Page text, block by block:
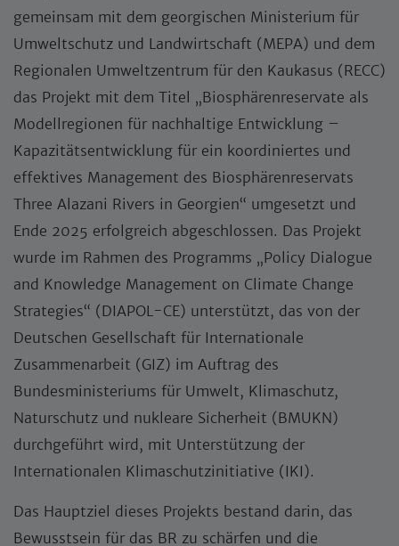
gemeinsam mit dem georgischen Ministerium für
Umweltschutz und Landwirtschaft (MEPA) und dem
Regionalen Umweltzentrum für den Kaukasus (RECC)
das Projekt mit dem Titel „Biosphärenreservate als
Modellregionen für nachhaltige Entwicklung –
Kapazitätsentwicklung für ein koordiniertes und
effektives Management des Biosphärenreservats
Three Alazani Rivers in Georgien“ umgesetzt und
Ende 2025 erfolgreich abgeschlossen. Das Projekt
wurde im Rahmen des Programms „Policy Dialogue
and Knowledge Management on Climate Change
Strategies“ (DIAPOL-CE) unterstützt, das von der
Deutschen Gesellschaft für Internationale
Zusammenarbeit (GIZ) im Auftrag des
Bundesministeriums für Umwelt, Klimaschutz,
Naturschutz und nukleare Sicherheit (BMUKN)
durchgeführt wird, mit Unterstützung der
Internationalen Klimaschutzinitiative (IKI).
Das Hauptziel dieses Projekts bestand darin, das
Bewusstsein für das BR zu schärfen und die